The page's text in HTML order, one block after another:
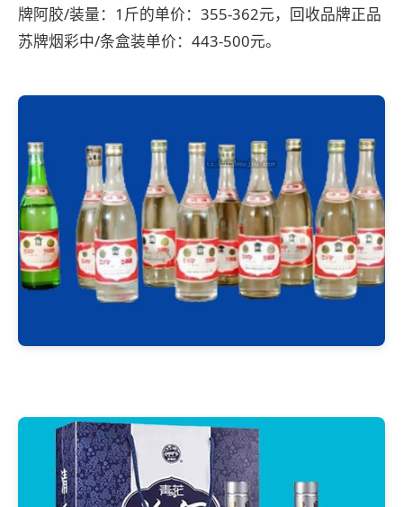
牌阿胶/装量：1斤的单价：355-362元，回收品牌正品
苏牌烟彩中/条盒装单价：443-500元。